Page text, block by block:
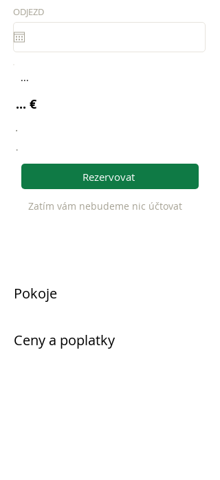
ODJEZD
...
... €
.
.
Rezervovat
Zatím vám nebudeme nic účtovat
Pokoje
Ceny a poplatky